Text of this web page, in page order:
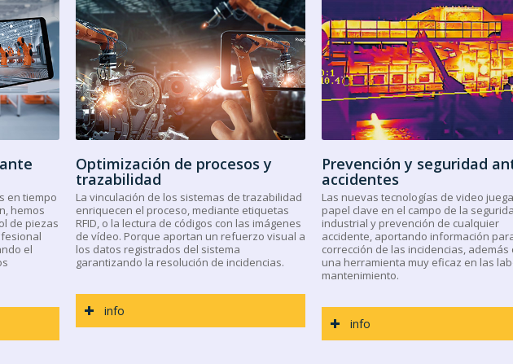
en tiempo
hemos
de piezas
el
Optimización de procesos y
trazabilidad
La vinculación de los sistemas de trazabilidad
enriquecen el proceso, mediante etiquetas
RFID, o la lectura de códigos con las imágenes
de vídeo. Porque aportan un refuerzo visual a
los datos registrados del sistema
garantizando la resolución de incidencias.
info
Prevención y seguridad
accidentes
Las nuevas tecnologías de video
papel clave en el campo de la
industrial y prevención de cualquier
accidente, aportando información
corrección de las incidencias, además
una herramienta muy eficaz en las
mantenimiento.
info